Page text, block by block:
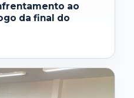
ao
da final do